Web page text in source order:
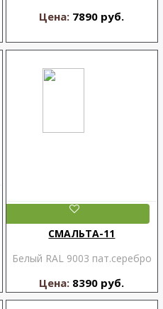
Цена: 7890 руб.
СМАЛЬТА-11
Белый RAL 9003 пат.серебро
Цена: 8390 руб.